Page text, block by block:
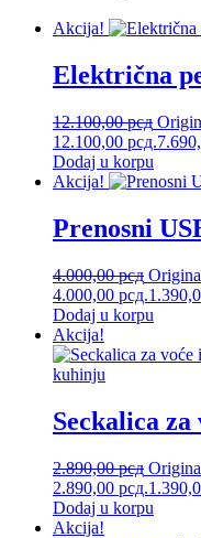
Akcija!
Električna
12.100,00рсд
12.100,00 рсд.
Dodaj u korpu
Akcija!
Prenosni
4.000,00рсд
4.000,00 рсд.
Dodaj u korpu
Akcija!
Seckalica za
2.890,00рсд
2.890,00 рсд.
Dodaj u korpu
Akcija!